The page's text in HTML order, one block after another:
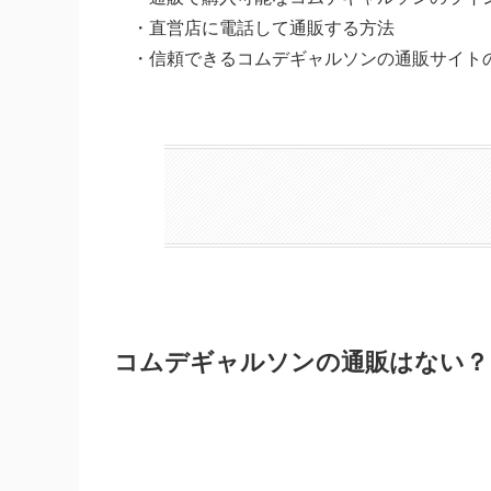
・直営店に電話して通販する方法
・信頼できるコムデギャルソンの通販サイト
コムデギャルソンの通販はない？